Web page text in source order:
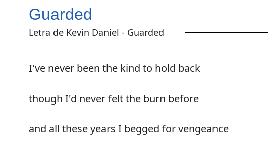
Guarded
Letra de Kevin Daniel - Guarded
I've never been the kind to hold back
though I'd never felt the burn before
and all these years I begged for vengeance